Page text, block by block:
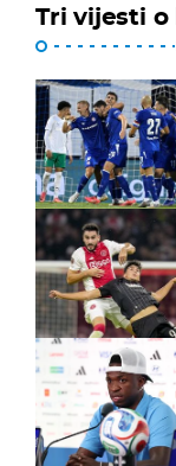
Tri vijesti o